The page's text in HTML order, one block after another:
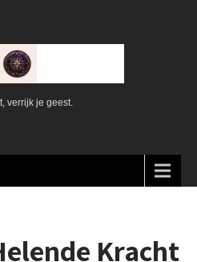
verrijk je geest.
Kracht